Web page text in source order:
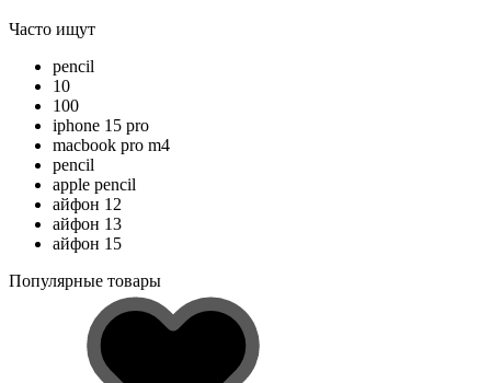
Часто ищут
pencil
10
100
iphone 15 pro
macbook pro m4
pencil
apple pencil
айфон 12
айфон 13
айфон 15
Популярные товары